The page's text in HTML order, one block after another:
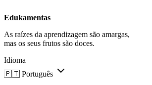
Edukamentas
As raízes da aprendizagem são amargas,
mas os seus frutos são doces.
Idioma
🇵🇹 Português